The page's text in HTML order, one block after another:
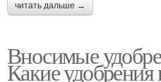
читать дальше →
Вносимые
Какие